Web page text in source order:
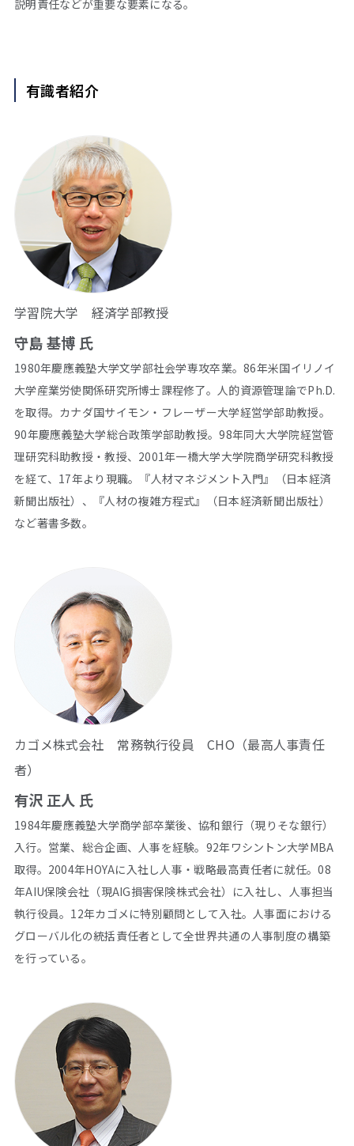
説明責任などが重要な要素になる。
有識者紹介
学習院大学 経済学部教授
守島 基博 氏
1980年慶應義塾大学文学部社会学専攻卒業。86年米国イリノイ
大学産業労使関係研究所博士課程修了。人的資源管理論でPh.D.
を取得。カナダ国サイモン・フレーザー大学経営学部助教授。
90年慶應義塾大学総合政策学部助教授。98年同大大学院経営管
理研究科助教授・教授、2001年一橋大学大学院商学研究科教授
を経て、17年より現職。『人材マネジメント入門』（日本経済
新聞出版社）、『人材の複雑方程式』（日本経済新聞出版社）
など著書多数。
カゴメ株式会社 常務執行役員 CHO（最高人事責任
者）
有沢 正人 氏
1984年慶應義塾大学商学部卒業後、協和銀行（現りそな銀行）
入行。営業、総合企画、人事を経験。92年ワシントン大学MBA
取得。2004年HOYAに入社し人事・戦略最高責任者に就任。08
年AIU保険会社（現AIG損害保険株式会社）に入社し、人事担当
執行役員。12年カゴメに特別顧問として入社。人事面における
グローバル化の統括責任者として全世界共通の人事制度の構築
を行っている。